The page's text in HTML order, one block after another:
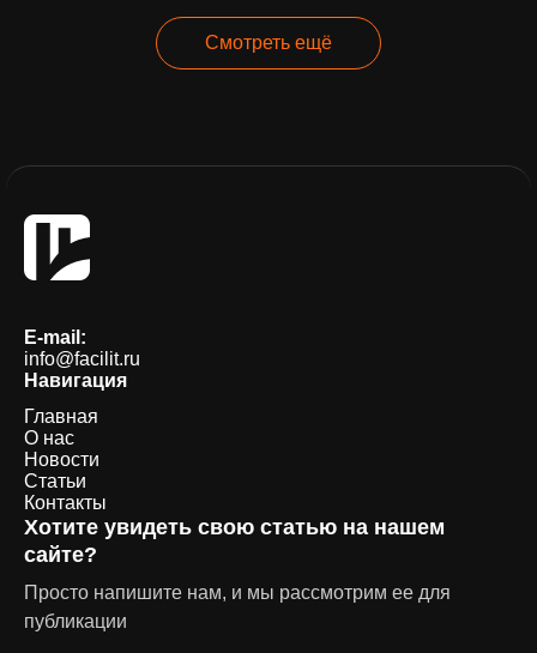
Смотреть ещё
E-mail:
info@facilit.ru
Навигация
Главная
О нас
Новости
Статьи
Контакты
Хотите увидеть свою статью на нашем
сайте?
Просто напишите нам, и мы рассмотрим ее для
публикации